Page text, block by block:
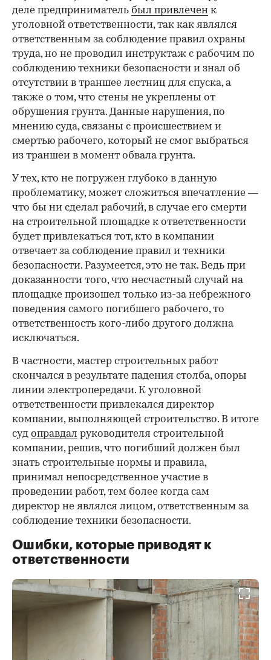
деле предприниматель был привлечен к
уголовной ответственности, так как являлся
ответственным за соблюдение правил охраны
труда, но не проводил инструктаж с рабочим по
соблюдению техники безопасности и знал об
отсутствии в траншее лестниц для спуска, а
также о том, что стены не укреплены от
обрушения грунта. Данные нарушения, по
мнению суда, связаны с происшествием и
смертью рабочего, который не смог выбраться
из траншеи в момент обвала грунта.
У тех, кто не погружен глубоко в данную
проблематику, может сложиться впечатление —
что бы ни сделал рабочий, в случае его смерти
на строительной площадке к ответственности
будет привлекаться тот, кто в компании
отвечает за соблюдение правил и техники
безопасности. Разумеется, это не так. Ведь при
доказанности того, что несчастный случай на
площадке произошел только из-за небрежного
поведения самого погибшего рабочего, то
ответственность кого-либо другого должна
исключаться.
В частности, мастер строительных работ
скончался в результате падения столба, опоры
линии электропередачи. К уголовной
ответственности привлекался директор
компании, выполняющей строительство. В итоге
суд оправдал руководителя строительной
компании, решив, что погибший должен был
знать строительные нормы и правила,
принимал непосредственное участие в
проведении работ, тем более когда сам
директор не являлся лицом, ответственным за
соблюдение техники безопасности.
Ошибки, которые приводят к
ответственности